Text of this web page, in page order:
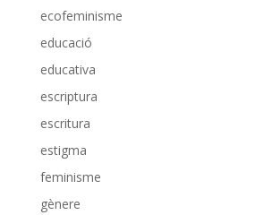
ecofeminisme
educació
educativa
escriptura
escritura
estigma
feminisme
gènere